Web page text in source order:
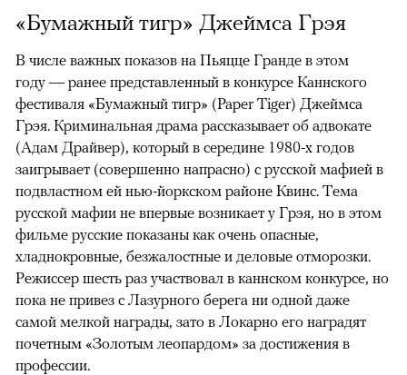
«Бумажный тигр» Джеймса Грэя
В числе важных показов на Пьяцце Гранде в этом
году — ранее представленный в конкурсе Каннского
фестиваля «Бумажный тигр» (Paper Tiger) Джеймса
Грэя. Криминальная драма рассказывает об адвокате
(Адам Драйвер), который в середине 1980-х годов
заигрывает (совершенно напрасно) с русской мафией в
подвластном ей нью-йоркском районе Квинс. Тема
русской мафии не впервые возникает у Грэя, но в этом
фильме русские показаны как очень опасные,
хладнокровные, безжалостные и деловые отморозки.
Режиссер шесть раз участвовал в каннском конкурсе, но
пока не привез с Лазурного берега ни одной даже
самой мелкой награды, зато в Локарно его наградят
почетным «Золотым леопардом» за достижения в
профессии.